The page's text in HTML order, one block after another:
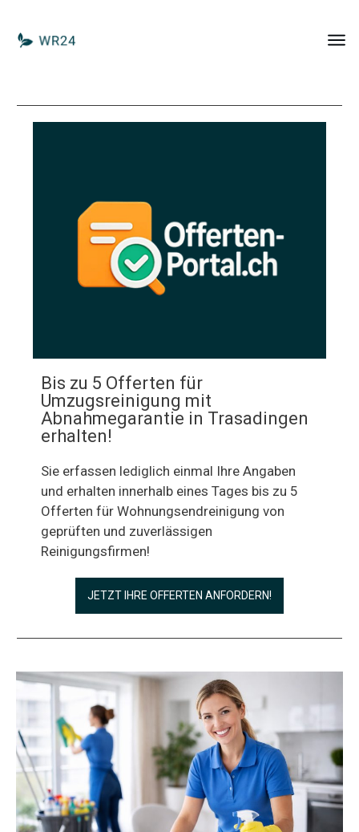
Bis zu 5 Offerten für
Umzugsreinigung mit
Abnahmegarantie in Trasadingen
erhalten!
Sie erfassen lediglich einmal Ihre Angaben
und erhalten innerhalb eines Tages bis zu 5
Offerten für Wohnungsendreinigung von
geprüften und zuverlässigen
Reinigungsfirmen!
JETZT IHRE OFFERTEN ANFORDERN!